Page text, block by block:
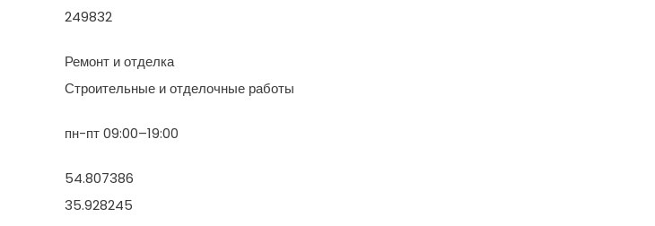
249832
Ремонт и отделка
Строительные и отделочные работы
пн-пт 09:00–19:00
54.807386
35.928245